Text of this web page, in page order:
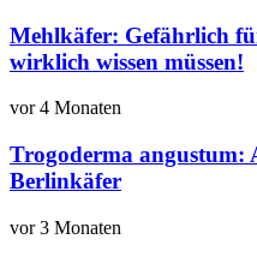
Mehlkäfer: Gefährlich
wirklich wissen müssen!
vor 4 Monaten
Trogoderma angustum:
Berlinkäfer
vor 3 Monaten